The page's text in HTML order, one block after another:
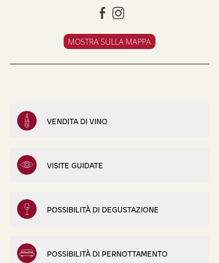
MOSTRA SULLA MAPPA
VENDITA DI VINO
VISITE GUIDATE
POSSIBILITÀ DI DEGUSTAZIONE
POSSIBILITÀ DI PERNOTTAMENTO